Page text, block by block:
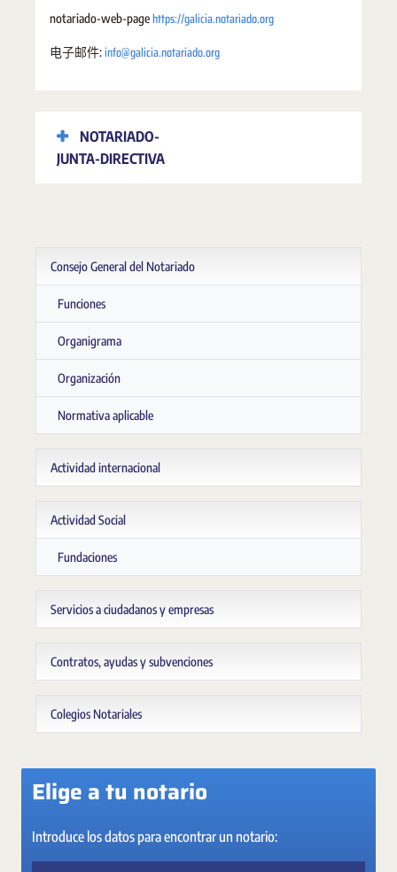
notariado-web-pagehttps://galicia.notariado.org
电子邮件:info@galicia.notariado.org
NOTARIADO-
JUNTA-DIRECTIVA
Consejo General del Notariado
Funciones
Organigrama
Organización
Normativa aplicable
Actividad internacional
Actividad Social
Fundaciones
Servicios a ciudadanos y empresas
Contratos, ayudas y subvenciones
Colegios Notariales
Elige a tu notario
Introduce los datos para encontrar un notario: